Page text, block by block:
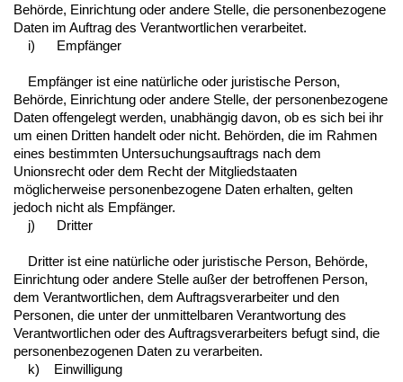
Behörde, Einrichtung oder andere Stelle, die personenbezogene
Daten im Auftrag des Verantwortlichen verarbeitet.
i) Empfänger
Empfänger ist eine natürliche oder juristische Person,
Behörde, Einrichtung oder andere Stelle, der personenbezogene
Daten offengelegt werden, unabhängig davon, ob es sich bei ihr
um einen Dritten handelt oder nicht. Behörden, die im Rahmen
eines bestimmten Untersuchungsauftrags nach dem
Unionsrecht oder dem Recht der Mitgliedstaaten
möglicherweise personenbezogene Daten erhalten, gelten
jedoch nicht als Empfänger.
j) Dritter
Dritter ist eine natürliche oder juristische Person, Behörde,
Einrichtung oder andere Stelle außer der betroffenen Person,
dem Verantwortlichen, dem Auftragsverarbeiter und den
Personen, die unter der unmittelbaren Verantwortung des
Verantwortlichen oder des Auftragsverarbeiters befugt sind, die
personenbezogenen Daten zu verarbeiten.
k) Einwilligung